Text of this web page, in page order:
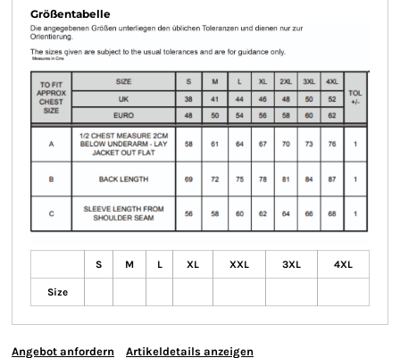
Größentabelle
S M L XL XXL 3XL 4XL
Size
Angebot anfordern Artikeldetails anzeigen